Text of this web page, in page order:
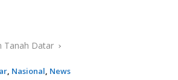
Tanah Datar
, Nasional, News